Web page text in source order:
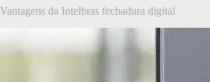
Vantagens da Intelbras fechadura digital